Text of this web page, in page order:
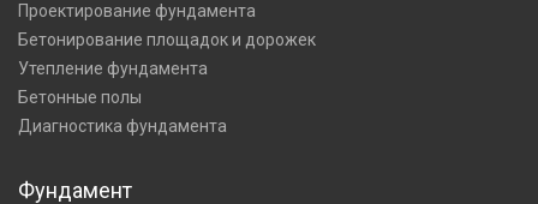
Проектирование фундамента
Бетонирование площадок и дорожек
Утепление фундамента
Бетонные полы
Диагностика фундамента
Фундамент